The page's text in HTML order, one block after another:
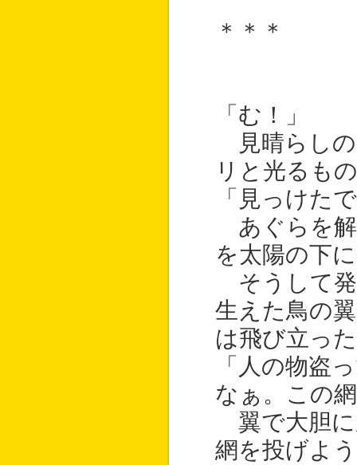
＊＊＊
「む！」
見晴らしの
リと光るも
「見っけた
あぐらを解
を太陽の下
そうして発
生えた鳥の
は飛び立っ
「人の物盗
なぁ。この
翼で大胆に
網を投げよ